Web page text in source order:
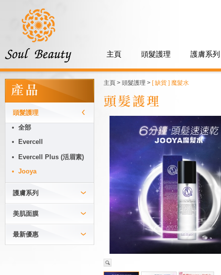
護膚系列
頭髮護理
主頁
產品
頭髮護理
• 全部
• Evercell
• Evercell Plus (活眉素)
• Jooya
護膚系列
美肌面膜
最新優惠
主頁 > 頭髮護理 > [ 缺貨 ] 魔髮水
頭髮護理